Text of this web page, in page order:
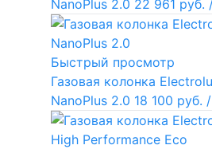
NanoPlus 2.0 22 961 руб.
Быстрый просмотр
Газовая колонка
NanoPlus 2.0 18 100 руб.